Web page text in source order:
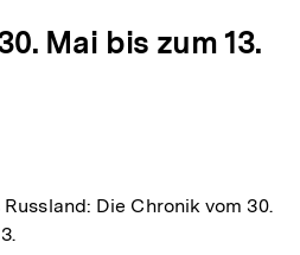
Mai bis zum 13.
Die Chronik vom 30.